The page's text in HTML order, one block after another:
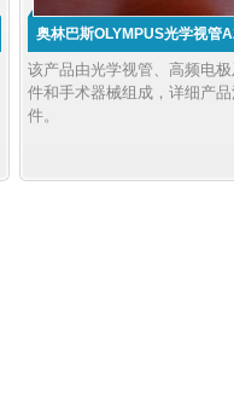
奥林巴斯OLYMPUS光学视管
该产品由光学视管、高频电
件和手术器械组成，详细产
件。